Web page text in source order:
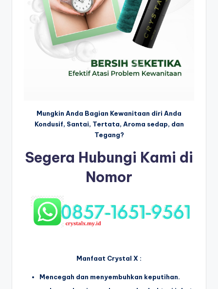
Mungkin Anda Bagian Kewanitaan diri Anda
Kondusif, Santai, Tertata, Aroma sedap, dan
Tegang?
Segera Hubungi Kami di
Nomor
Manfaat Crystal X :
Mencegah dan menyembuhkan keputihan.